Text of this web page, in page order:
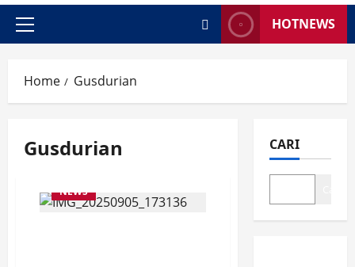
Primary
HOTNEWS
Home Gusdurian
Gusdurian
NEWS
CARI